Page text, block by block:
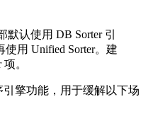
默认使用 DB Sorter 引
用 Unified Sorter。建
。
引擎功能，用于缓解以下场